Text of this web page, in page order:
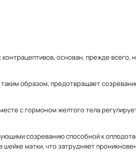
основан, прежде всего,
образом, предотвращает
с гормоном желтого тела
созреванию способной к
матки, что затрудняет